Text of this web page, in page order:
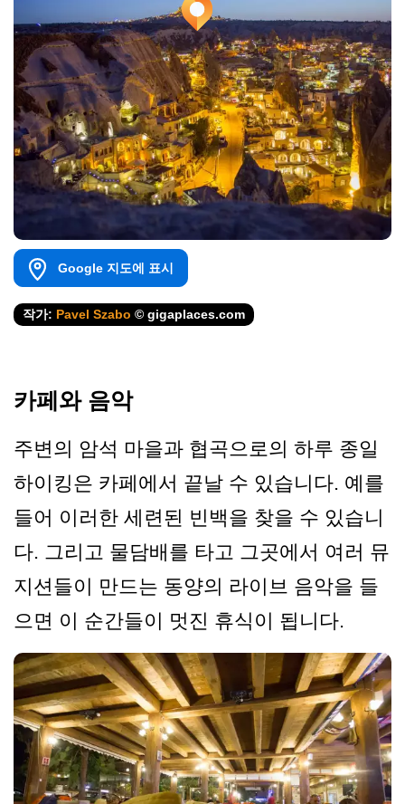
Google 지도에 표시
작가: Pavel Szabo © gigaplaces.com
카페와 음악
주변의 암석 마을과 협곡으로의 하루 종일
하이킹은 카페에서 끝날 수 있습니다. 예를
들어 이러한 세련된 빈백을 찾을 수 있습니
다. 그리고 물담배를 타고 그곳에서 여러 뮤
지션들이 만드는 동양의 라이브 음악을 들
으면 이 순간들이 멋진 휴식이 됩니다.